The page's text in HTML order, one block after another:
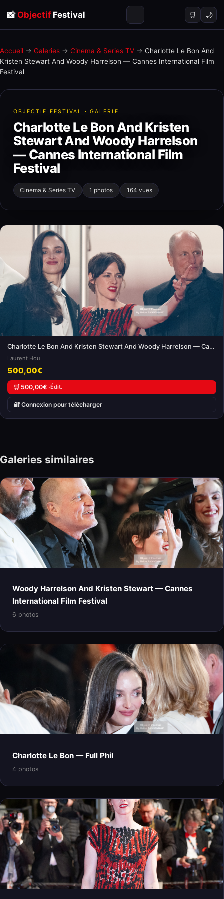
📸 ObjectifFestival 🛒 🌙
Accueil → Galeries → Cinema & Series TV → Charlotte Le Bon And
Kristen Stewart And Woody Harrelson — Cannes International Film
Festival
OBJECTIF FESTIVAL · GALERIE
Charlotte Le Bon And Kristen
Stewart And Woody Harrelson
— Cannes International Film
Festival
Cinema & Series TV 1 photos 164 vues
Charlotte Le Bon And Kristen Stewart And Woody Harrelson — Cannes International Film Festival
Laurent Hou
500,00€
🛒 500,00€ ·Édit.
🔐 Connexion pour télécharger
Galeries similaires
Woody Harrelson And Kristen Stewart — Cannes
International Film Festival
6 photos
Charlotte Le Bon — Full Phil
4 photos